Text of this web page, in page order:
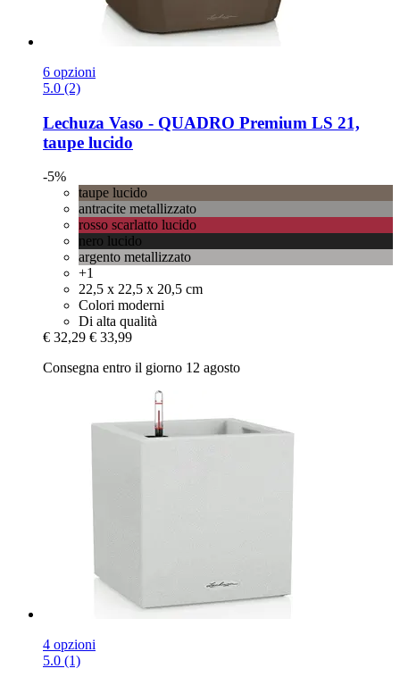
6 opzioni
5.0 (2)
Lechuza Vaso -​ QUADRO Premium LS 21,
taupe lucido
-5%
taupe lucido
antracite metallizzato
rosso scarlatto lucido
nero lucido
argento metallizzato
+1
22,5 x 22,5 x 20,5 cm
Colori moderni
Di alta qualità
€ 32,29 € 33,99
Consegna entro il giorno 12 agosto
4 opzioni
5.0 (1)